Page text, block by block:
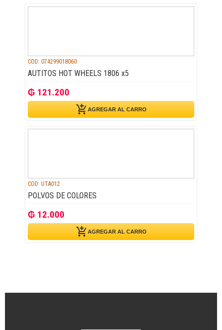
COD: 074299018060
AUTITOS HOT WHEELS 1806 x5
₲ 121.200
add_shopping_cartAGREGAR AL CARRO
COD: UTA012
POLVOS DE COLORES
₲ 12.000
add_shopping_cartAGREGAR AL CARRO